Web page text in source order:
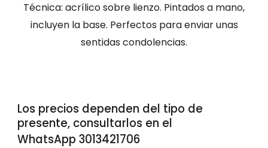
Técnica: acrílico sobre lienzo. Pintados a mano,
incluyen la base. Perfectos para enviar unas
sentidas condolencias.
Los precios dependen del tipo de
presente, consultarlos en el
WhatsApp 3013421706